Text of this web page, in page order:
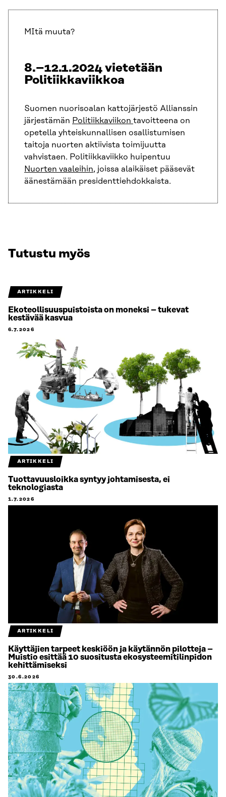
MItä muuta?
8.–12.1.2024 vietetään
Politiikkaviikkoa
Suomen nuorisoalan kattojärjestö Allianssin
järjestämän Politiikkaviikon tavoitteena on
opetella yhteiskunnallisen osallistumisen
taitoja nuorten aktiivista toimijuutta
vahvistaen. Politiikkaviikko huipentuu
Nuorten vaaleihin, joissa alaikäiset pääsevät
äänestämään presidenttiehdokkaista.
Tutustu myös
ARTIKKELI
Ekoteollisuuspuistoista on moneksi – tukevat
kestävää kasvua
6.7.2026
ARTIKKELI
Tuottavuusloikka syntyy johtamisesta, ei
teknologiasta
1.7.2026
ARTIKKELI
Käyttäjien tarpeet keskiöön ja käytännön pilotteja –
Muistio esittää 10 suositusta ekosysteemitilinpidon
kehittämiseksi
30.6.2026